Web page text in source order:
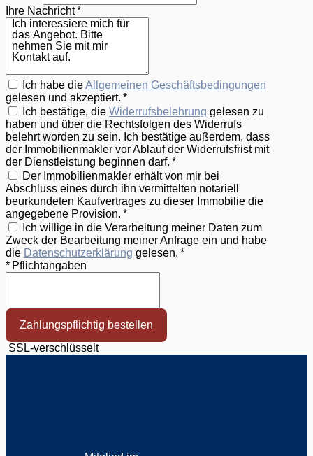
Ihre Nachricht *
Ich habe dieAllgemeinen Geschäftsbedingungen
gelesen und akzeptiert. *
Ich bestätige, die Widerrufsbelehrung gelesen zu
haben und über die Rechtsfolgen des Widerrufs
belehrt worden zu sein. Ich bestätige außerdem, dass
der Immobilienmakler vor Ablauf der Widerrufsfrist mit
der Dienstleistung beginnen darf. *
Der Immobilienmakler erhält von mir bei
Abschluss eines durch ihn vermittelten notariell
beurkundeten Kaufvertrages zu dieser Immobilie die
angegebene Provision. *
Ich willige in die Verarbeitung meiner Daten zum
Zweck der Bearbeitung meiner Anfrage ein und habe
die Datenschutzerklärung gelesen. *
* Pflichtangaben
Zahlungspflichtig bestellen
SSL-verschlüsselt